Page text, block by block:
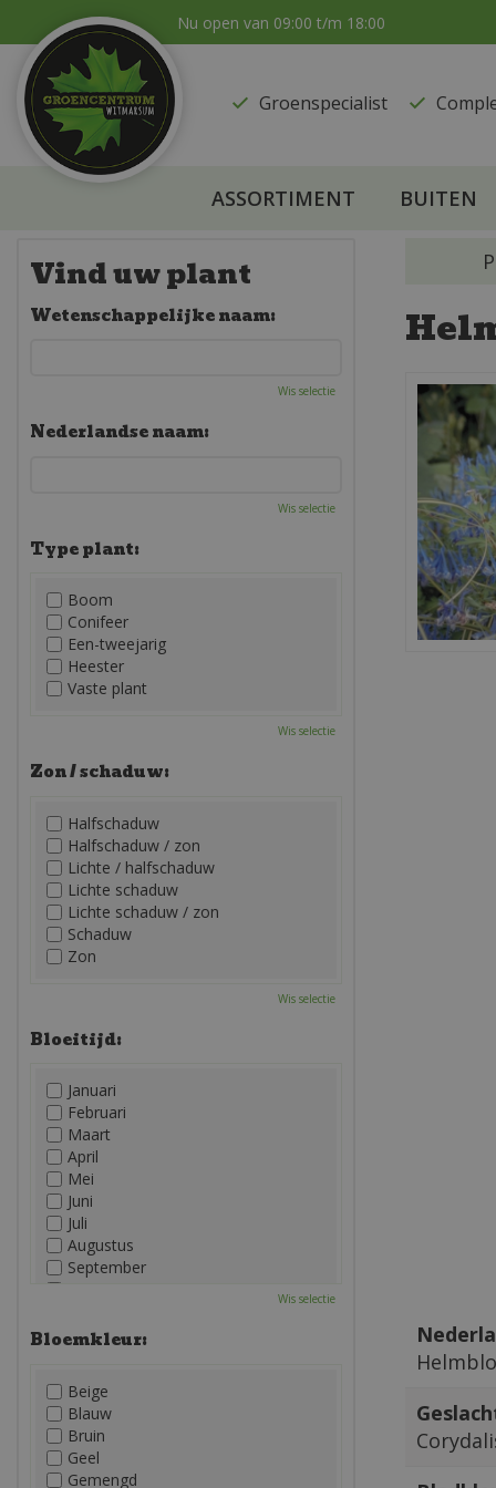
naar
content
Nu open van 09:00 t/m 18:00
Groenspecialist
ASSORTIMENT BUITEN
Vind uw plant
Wetenschappelijke naam:
Wis selectie
Nederlandse naam:
Wis selectie
Type plant:
Boom
Conifeer
Een-tweejarig
Heester
Vaste plant
Wis selectie
Zon / schaduw:
Halfschaduw
Halfschaduw / zon
Lichte / halfschaduw
Lichte schaduw
Lichte schaduw / zon
Schaduw
Zon
Wis selectie
Bloeitijd:
Januari
Februari
Maart
April
Mei
Juni
Juli
Augustus
September
December
Wis selectie
Bloemkleur:
Beige
Blauw
Bruin
Geel
Gemengd